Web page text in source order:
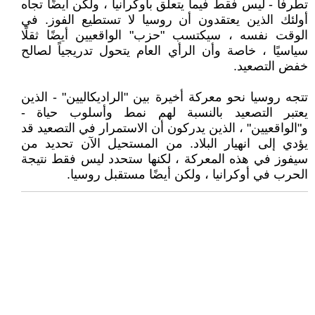
تطرفاً - ليس فقط فيما يتعلق بأوكرانيا ، ولكن أيضًا تجاه
أولئك الذين يعتقدون أن روسيا لا تستطيع الفوز. في
الوقت نفسه ، سيكتسب "حزب" الواقعيين أيضًا ثقلًا
سياسيًا ، خاصة وأن الرأي العام يتحول تدريجياً لصالح
خفض التصعيد.
تتجه روسيا نحو معركة أخيرة بين "الراديكاليين" - الذين
يعتبر التصعيد بالنسبة لهم نمط وأسلوب حياة -
و"الواقعيين" ، الذين يدركون أن الاستمرار في التصعيد قد
يؤدي إلى انهيار البلاد. من المستحيل الآن تحديد من
سيفوز في هذه المعركة ، لكنها ستحدد ليس فقط نتيجة
الحرب في أوكرانيا ، ولكن أيضًا مستقبل روسيا.